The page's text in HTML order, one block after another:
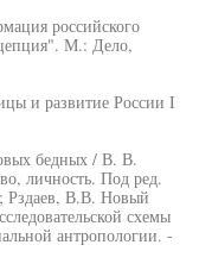
российского
М.: Дело,
и развитие России I
бедных / В. В.
личность. Под ред.
Рздаев, В.В. Новый
схемы
антропологии. -